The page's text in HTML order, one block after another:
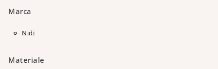
Marca
Nidi
Materiale